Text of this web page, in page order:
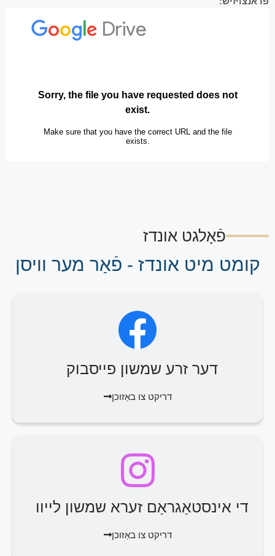
פֿאָלגט אונדז
קומט מיט אונדז - פֿאַר מער וויסן
דער זרע שמשון פייסבוק
דריקט צו באַזוכן
די אינסטאַגראַם זערא שמשון לייוו
דריקט צו באַזוכן